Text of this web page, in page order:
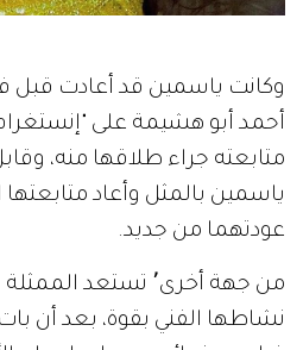
وكانت ياسمين قد أعادت قبل
أحمد أبو هشيمة على
متابعته جراء طلاقها منه،
ياسمين بالمثل وأعاد
عودتهما من جديد.
من جهة أخرى٬ تستعد
نشاطها الفني بقوة، بعد أن